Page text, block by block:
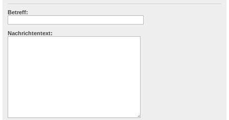
Betreff:
Nachrichtentext: